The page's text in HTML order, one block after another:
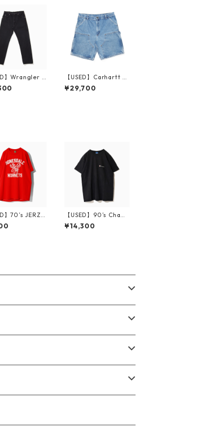
】Wrangler B
Pants 96
寸 W33 L31
【USED】Carhartt D
ouble Knee Denim S
horts 実寸W35 Made
¥29,700
】70’s JERZE
HONESDA
L
【USED】90’s Cham
pion T-Shirt Made in
USA 88/12 Body XL
¥14,300